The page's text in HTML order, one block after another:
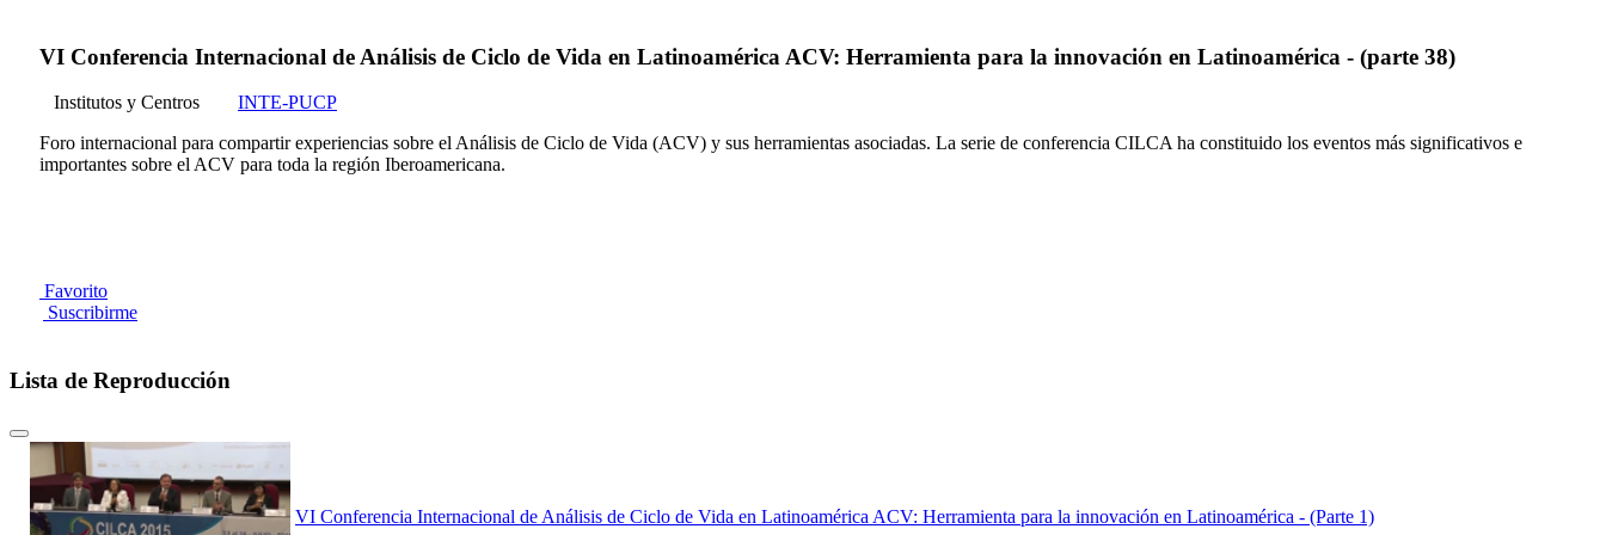
VI Conferencia Internacional de Análisis de Ciclo de Vida en Latinoamérica ACV: Herramienta para la innovación en Latinoamérica - (parte 38)
Institutos y Centros
INTE-PUCP
Foro internacional para compartir experiencias sobre el Análisis de Ciclo de Vida (ACV) y sus herramientas asociadas. La serie de conferencia CILCA ha constituido los eventos más significativos e
importantes sobre el ACV para toda la región Iberoamericana.
Favorito
Suscribirme
Lista de Reproducción
VI Conferencia Internacional de Análisis de Ciclo de Vida en Latinoamérica ACV: Herramienta para la innovación en Latinoamérica - (Parte 1)